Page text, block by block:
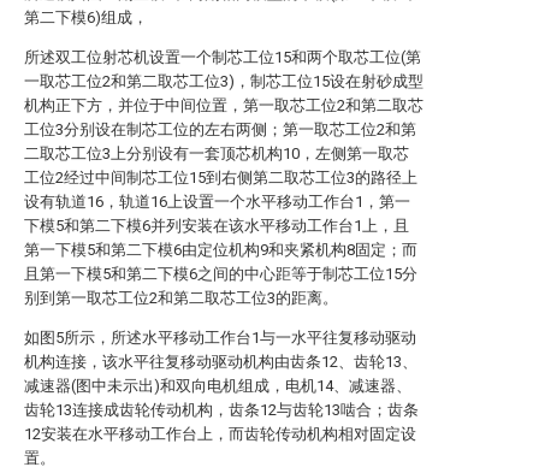
第二下模6)组成，
所述双工位射芯机设置一个制芯工位15和两个取芯工位(第
一取芯工位2和第二取芯工位3)，制芯工位15设在射砂成型
机构正下方，并位于中间位置，第一取芯工位2和第二取芯
工位3分别设在制芯工位的左右两侧；第一取芯工位2和第
二取芯工位3上分别设有一套顶芯机构10，左侧第一取芯
工位2经过中间制芯工位15到右侧第二取芯工位3的路径上
设有轨道16，轨道16上设置一个水平移动工作台1，第一
下模5和第二下模6并列安装在该水平移动工作台1上，且
第一下模5和第二下模6由定位机构9和夹紧机构8固定；而
且第一下模5和第二下模6之间的中心距等于制芯工位15分
别到第一取芯工位2和第二取芯工位3的距离。
如图5所示，所述水平移动工作台1与一水平往复移动驱动
机构连接，该水平往复移动驱动机构由齿条12、齿轮13、
减速器(图中未示出)和双向电机组成，电机14、减速器、
齿轮13连接成齿轮传动机构，齿条12与齿轮13啮合；齿条
12安装在水平移动工作台上，而齿轮传动机构相对固定设
置。